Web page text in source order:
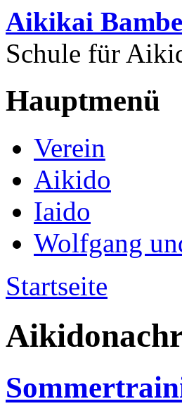
Direkt zum Inhalt
Aikikai
Schule für
Hauptmenü
Verein
Aikido
Iaido
Wolfgang
Sie sind hier
Startseite